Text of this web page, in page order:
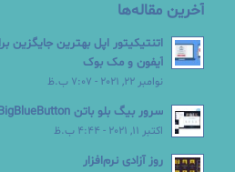
آخرین مقاله‌ها
آیفون و مک بوک
نوامبر 22, 2021 - 7:07 ب.ظ
سرور بیگ بلو باتن BigBlueButton
اکتبر 11, 2021 - 4:44 ب.ظ
روز آزادی نرم‌افزار